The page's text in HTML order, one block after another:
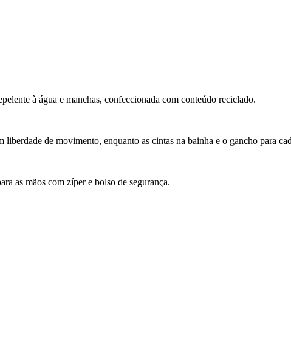
à água e manchas, confeccionada com conteúdo reciclado.
de movimento, enquanto as cintas na bainha e o gancho para
as mãos com zíper e bolso de segurança.